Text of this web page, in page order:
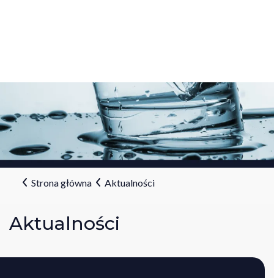
Strona główna Aktualności
Aktualności